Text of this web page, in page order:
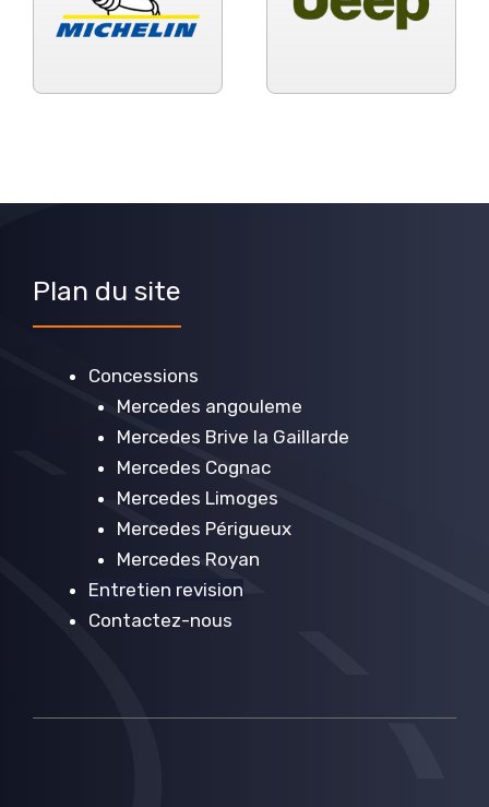
Plan du site
Concessions
Mercedes angouleme
Mercedes Brive la Gaillarde
Mercedes Cognac
Mercedes Limoges
Mercedes Périgueux
Mercedes Royan
Entretien revision
Contactez-nous